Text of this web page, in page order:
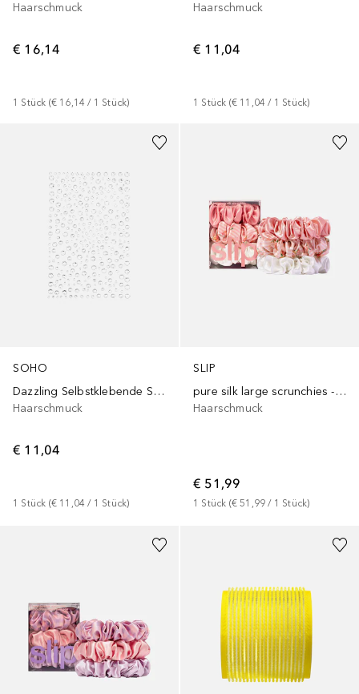
Haarschmuck
€ 16,14
1 Stück (€ 16,14 / 1 Stück)
Haarschmuck
€ 11,04
1 Stück (€ 11,04 / 1 Stück)
SOHO
Dazzling Selbstklebende Strasssteine
Haarschmuck
€ 11,04
1 Stück (€ 11,04 / 1 Stück)
SLIP
pure silk large scrunchies - petal
Haarschmuck
€ 51,99
1 Stück (€ 51,99 / 1 Stück)